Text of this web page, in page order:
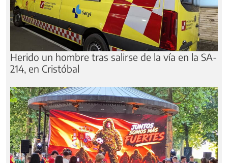
Herido un hombre tras salirse de la vía en la SA-
214, en Cristóbal